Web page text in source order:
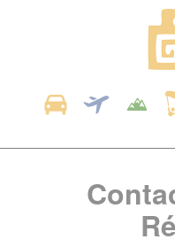
Panneau de gestion des